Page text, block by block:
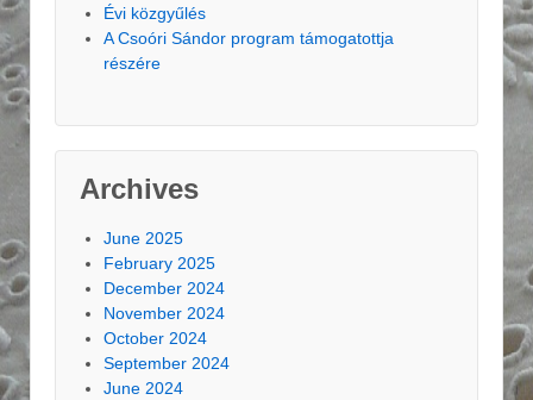
Évi közgyűlés
A Csoóri Sándor program támogatottja
részére
Archives
June 2025
February 2025
December 2024
November 2024
October 2024
September 2024
June 2024